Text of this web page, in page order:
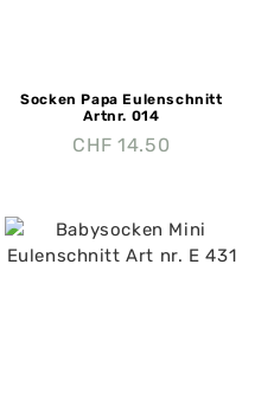
Socken Papa Eulenschnitt
Artnr. 014
CHF 14.50